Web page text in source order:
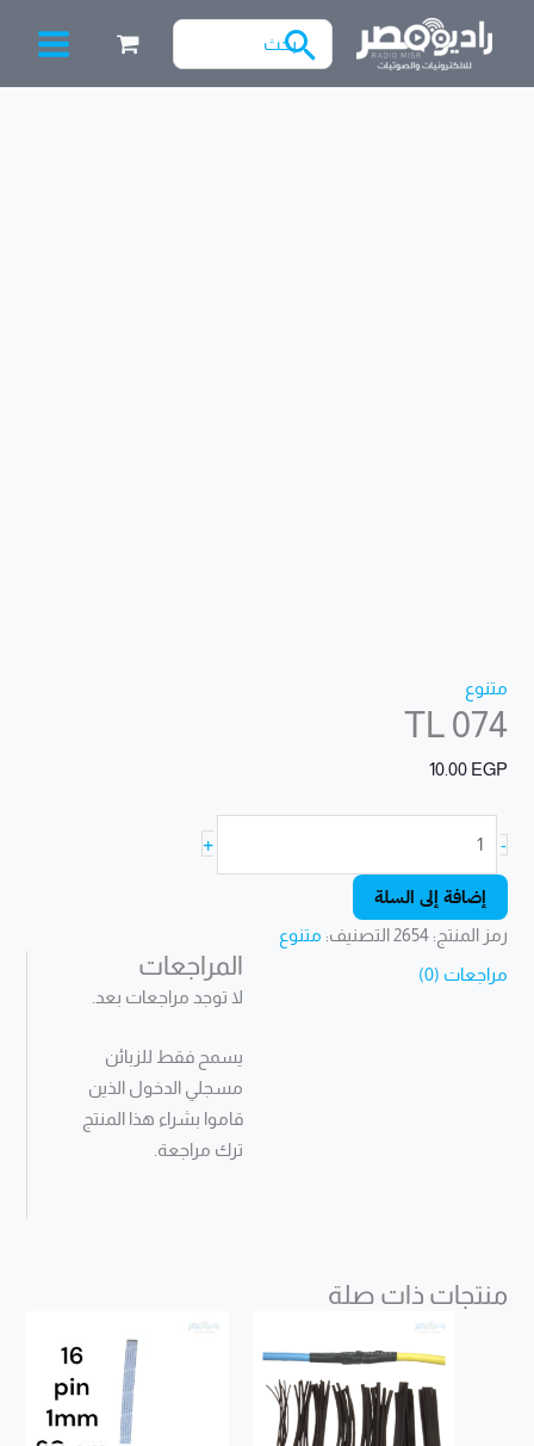
البحث
عن:
متنوع
TL 074
10.00 EGP
-
+
إضافة إلى السلة
رمز المنتج:2654 التصنيف: متنوع
مراجعات (0) المراجعات
لا توجد مراجعات بعد.
يسمح فقط للزبائن
مسجلي الدخول الذين
قاموا بشراء هذا المنتج
ترك مراجعة.
منتجات ذات صلة